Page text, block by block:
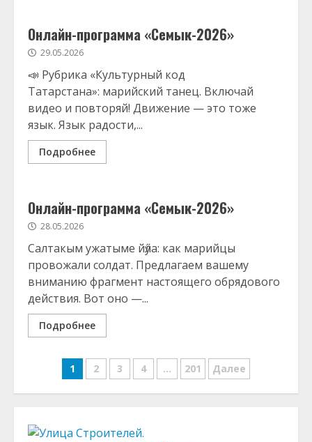
Онлайн-программа «Семык-2026»
29.05.2026
📣 Рубрика «Культурный код
Татарстана»: марийский танец. Включай
видео и повторяй! Движение — это тоже
язык. Язык радости,...
Подробнее
Онлайн-программа «Семык-2026»
28.05.2026
Салтакым ужатыме йӳла: как марийцы
провожали солдат. Предлагаем вашему
вниманию фрагмент настоящего обрядового
действия. Вот оно —...
Подробнее
Навигация
по
записям
1 2 3 4 … 201 Далее